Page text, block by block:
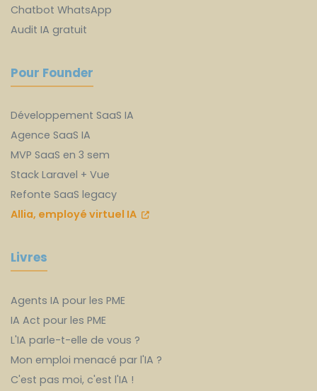
Chatbot WhatsApp
Audit IA gratuit
Pour Founder
Développement SaaS IA
Agence SaaS IA
MVP SaaS en 3 sem
Stack Laravel + Vue
Refonte SaaS legacy
Allia, employé virtuel IA
Livres
Agents IA pour les PME
IA Act pour les PME
L'IA parle-t-elle de vous ?
Mon emploi menacé par l'IA ?
C'est pas moi, c'est l'IA !